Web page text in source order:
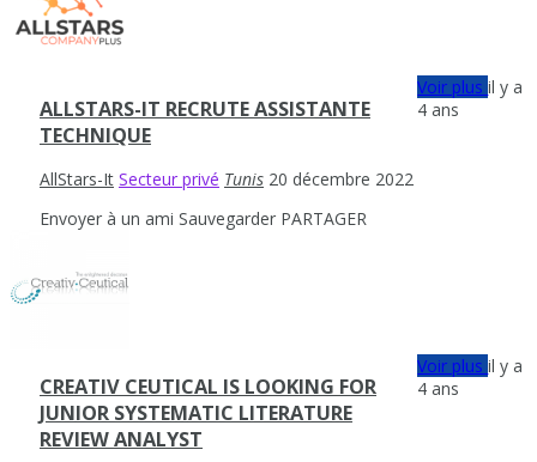
ALLSTARS-IT RECRUTE ASSISTANTE
TECHNIQUE
AllStars-It Secteur privé Tunis 20 décembre 2022
Envoyer à un ami Sauvegarder PARTAGER
Voir plusil y a
4 ans
CREATIV CEUTICAL IS LOOKING FOR
JUNIOR SYSTEMATIC LITERATURE
REVIEW ANALYST
Voir plusil y a
4 ans